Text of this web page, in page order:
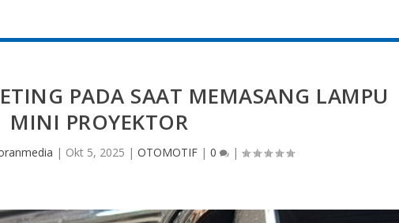
PADA SAAT MEMASANG LAMPU
MINI PROYEKTOR
| Okt 5, 2025 | OTOMOTIF| 0 |